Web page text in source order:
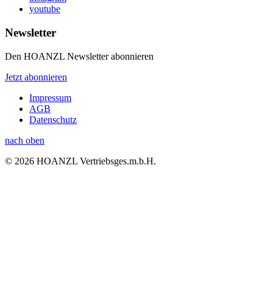
youtube
Newsletter
Den HOANZL Newsletter abonnieren
Jetzt abonnieren
Impressum
AGB
Datenschutz
nach oben
© 2026 HOANZL Vertriebsges.m.b.H.